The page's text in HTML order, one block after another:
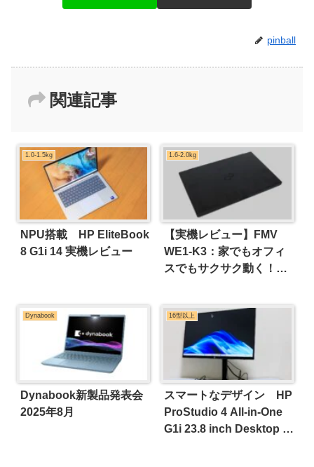
pinball
関連記事
1.0-1.5kg
NPU搭載 HP EliteBook
8 G1i 14 実機レビュー
1.6-2.0kg
【実機レビュー】FMV
WE1-K3：家でもオフィ
スでもサクサク動く！
適な15.6型スタンダード
PC
Dynabook
Dynabook新製品発表会
2025年8月
16型以上
スマートなデザイン HP
ProStudio 4 All-in-One
G1i 23.8 inch Desktop AI